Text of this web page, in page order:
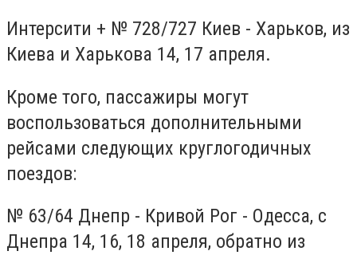
Интерсити + № 728/727 Киев - Харьков, из
Киева и Харькова 14, 17 апреля.
Кроме того, пассажиры могут
воспользоваться дополнительными
рейсами следующих круглогодичных
поездов:
№ 63/64 Днепр - Кривой Рог - Одесса, с
Днепра 14, 16, 18 апреля, обратно из